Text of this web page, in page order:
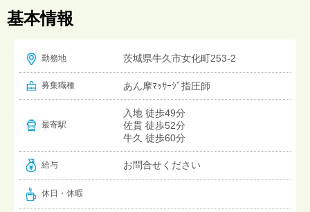
基本情報
勤務地 茨城県牛久市女化町253-2
募集職種 あん摩ﾏｯｻｰｼﾞ指圧師
最寄駅
入地 徒歩49分
佐貫 徒歩52分
牛久 徒歩60分
給与 お問合せください
休日・休暇